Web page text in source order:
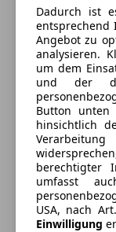
Dadurch ist
entsprechend
Angebot zu
analysieren.
um dem
und der
Button
hinsichtlich
berechtigter
umfasst
USA, nach
Einwilligung